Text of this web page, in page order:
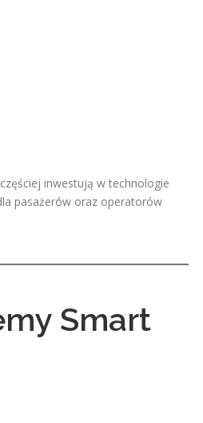
inwestują w technologie
pasażerów oraz operatorów
Smart